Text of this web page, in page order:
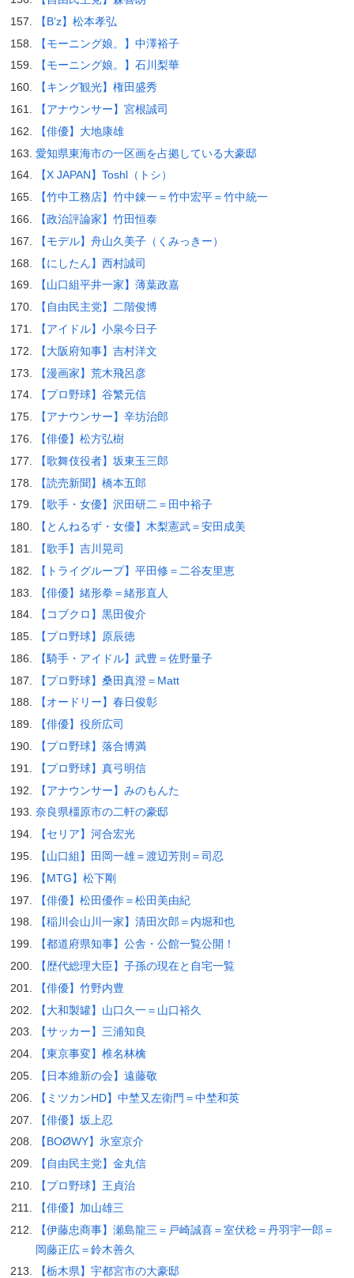
【B’z】松本孝弘
【モーニング娘。】中澤裕子
【モーニング娘。】石川梨華
【キング観光】権田盛秀
【アナウンサー】宮根誠司
【俳優】大地康雄
愛知県東海市の一区画を占拠している大豪邸
【X JAPAN】Toshl（トシ）
【竹中工務店】竹中錬一＝竹中宏平＝竹中統一
【政治評論家】竹田恒泰
【モデル】舟山久美子（くみっきー）
【にしたん】西村誠司
【山口組平井一家】薄葉政嘉
【自由民主党】二階俊博
【アイドル】小泉今日子
【大阪府知事】吉村洋文
【漫画家】荒木飛呂彦
【プロ野球】谷繁元信
【アナウンサー】辛坊治郎
【俳優】松方弘樹
【歌舞伎役者】坂東玉三郎
【読売新聞】橋本五郎
【歌手・女優】沢田研二＝田中裕子
【とんねるず・女優】木梨憲武＝安田成美
【歌手】吉川晃司
【トライグループ】平田修＝二谷友里恵
【俳優】緒形拳＝緒形直人
【コブクロ】黒田俊介
【プロ野球】原辰徳
【騎手・アイドル】武豊＝佐野量子
【プロ野球】桑田真澄＝Matt
【オードリー】春日俊彰
【俳優】役所広司
【プロ野球】落合博満
【プロ野球】真弓明信
【アナウンサー】みのもんた
奈良県橿原市の二軒の豪邸
【セリア】河合宏光
【山口組】田岡一雄＝渡辺芳則＝司忍
【MTG】松下剛
【俳優】松田優作＝松田美由紀
【稲川会山川一家】清田次郎＝内堀和也
【都道府県知事】公舎・公館一覧公開！
【歴代総理大臣】子孫の現在と自宅一覧
【俳優】竹野内豊
【大和製罐】山口久一＝山口裕久
【サッカー】三浦知良
【東京事変】椎名林檎
【日本維新の会】遠藤敬
【ミツカンHD】中埜又左衛門＝中埜和英
【俳優】坂上忍
【BOØWY】氷室京介
【自由民主党】金丸信
【プロ野球】王貞治
【俳優】加山雄三
【伊藤忠商事】瀬島龍三＝戸崎誠喜＝室伏稔＝丹羽宇一郎＝
岡藤正広＝鈴木善久
【栃木県】宇都宮市の大豪邸